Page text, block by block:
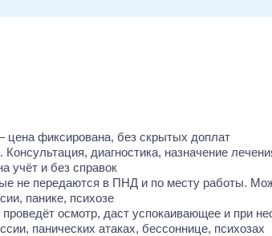
цена фиксирована, без скрытых доплат
Консультация, диагностика, назначение
учёт и без справок
не передаются в ПНД и по месту работы.
панике, психозе
осмотр, даст успокаивающее и при
панических атаках, бессоннице, психозах